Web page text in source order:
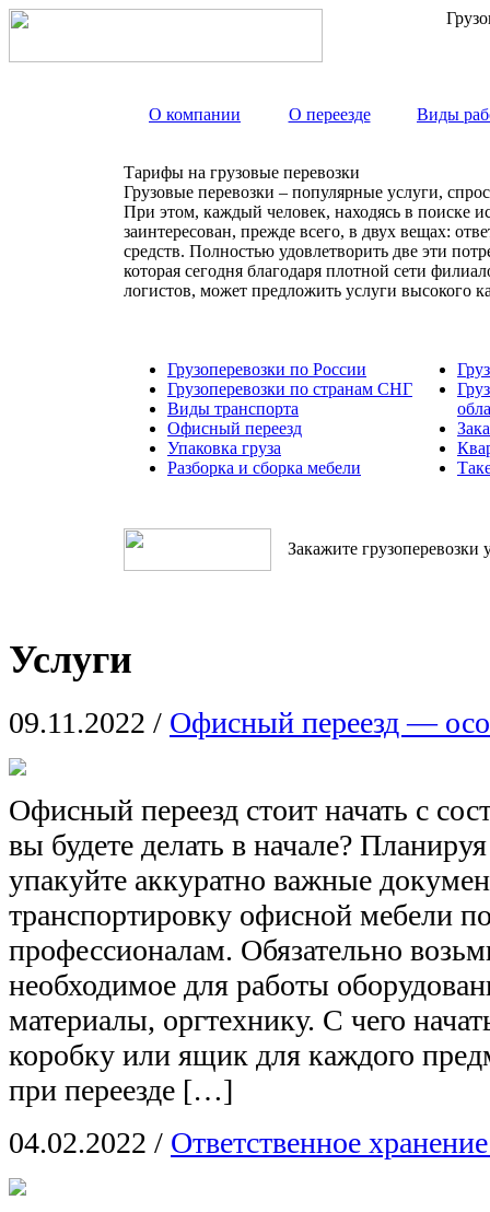
О компании О переезде Виды
Тарифы на грузовые перевозки
Грузовые перевозки – популярные услуги,
При этом, каждый человек, находясь в поиске
заинтересован, прежде всего, в двух вещах:
средств. Полностью удовлетворить две эти
которая сегодня благодаря плотной сети
логистов, может предложить услуги высокого
Грузоперевозки по России
Грузоперевозки по странам СНГ
Виды транспорта
Офисный переезд
Упаковка груза
Разборка и сборка мебели
Закажите грузоперевозки
Услуги
09.11.2022 / Офисный переезд —
Офисный переезд стоит начать с
вы будете делать в начале?
упакуйте аккуратно важные
транспортировку офисной мебели
профессионалам. Обязательно
необходимое для работы
материалы, оргтехнику. С чего
коробку или ящик для каждого
при переезде […]
04.02.2022 / Ответственное